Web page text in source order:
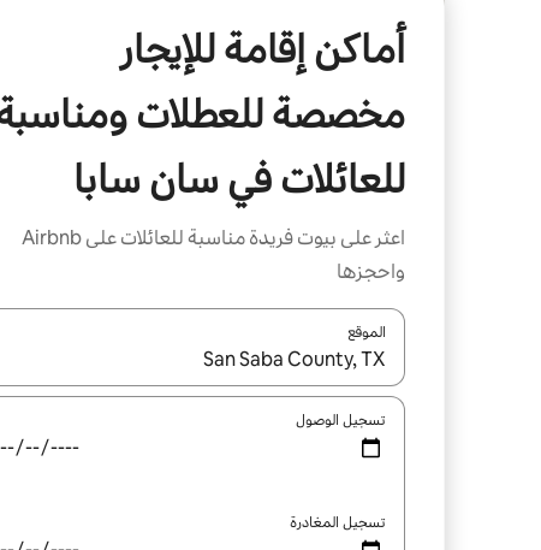
أماكن إقامة للإيجار
مخصصة للعطلات
للعائلات في سان سابا
اعثر على بيوت فريدة مناسبة للعائلات على Airbnb
واحجزها
الموقع
عند توفر النتائج، انتقل باستخدام السهمين لأعلى
تسجيل الوصول
تسجيل المغادرة